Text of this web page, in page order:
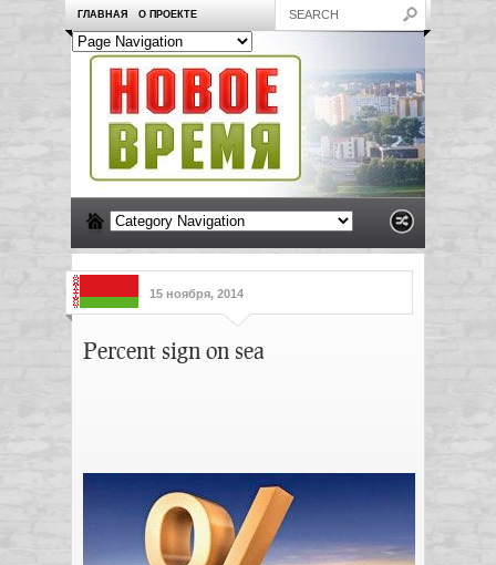
ГЛАВНАЯ О ПРОЕКТЕ
15 ноября, 2014
Percent sign on sea